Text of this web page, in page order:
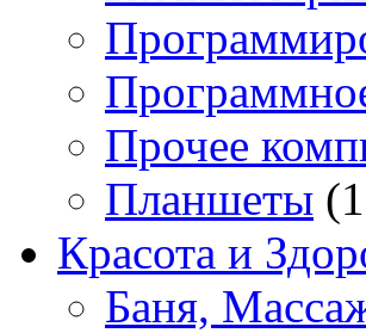
Прочее
Планшеты
Красота и
Баня,